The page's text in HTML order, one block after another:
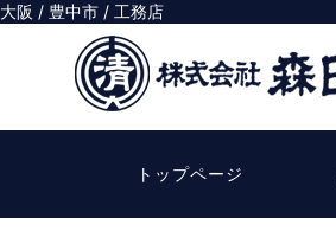
大阪 / 豊中市 / 工務店
トップページ